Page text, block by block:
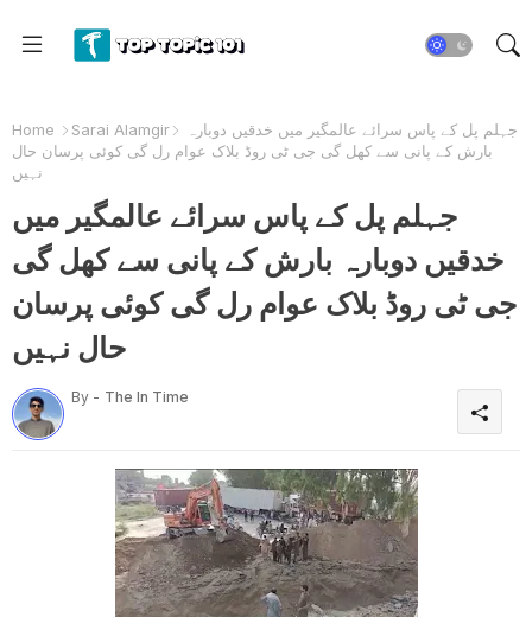
Home Sarai Alamgir
بارش کے پانی سے کھل گی جی ٹی روڈ بلاک عوام رل گی کوئی پرسان حال
نہیں
جہلم پل کے پاس سرائے عالمگیر میں
خدقیں دوبارہ بارش کے پانی سے کھل گی
جی ٹی روڈ بلاک عوام رل گی کوئی پرسان
حال نہیں
By - The In Time